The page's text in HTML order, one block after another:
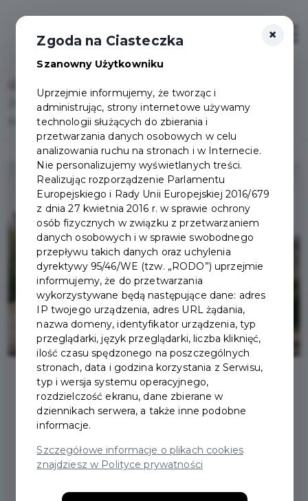
Zmiana daty przyjęć interesantów przez Burmistrza
Pruszcza Gdańskiego kwiecień 2025 r.
2025-03-28
ZMIANA DATY PRZYJĘĆ
INTERESANTÓW PRZEZ
×
Zgoda na Ciasteczka
Szanowny Użytkowniku
Uprzejmie informujemy, że tworząc i
administrując, strony internetowe używamy
technologii służących do zbierania i
przetwarzania danych osobowych w celu
analizowania ruchu na stronach i w Internecie.
Nie personalizujemy wyświetlanych treści.
Realizując rozporządzenie Parlamentu
Europejskiego i Rady Unii Europejskiej 2016/679
z dnia 27 kwietnia 2016 r. w sprawie ochrony
osób fizycznych w związku z przetwarzaniem
danych osobowych i w sprawie swobodnego
przepływu takich danych oraz uchylenia
dyrektywy 95/46/WE (tzw. „RODO”) uprzejmie
informujemy, że do przetwarzania
wykorzystywane będą następujące dane: adres
IP twojego urządzenia, adres URL żądania,
nazwa domeny, identyfikator urządzenia, typ
przeglądarki, język przeglądarki, liczba kliknięć,
ilość czasu spędzonego na poszczególnych
stronach, data i godzina korzystania z Serwisu,
typ i wersja systemu operacyjnego,
rozdzielczość ekranu, dane zbierane w
dziennikach serwera, a także inne podobne
informacje.
Szczegółowe informacje o plikach cookies
znajdziesz w Polityce prywatności